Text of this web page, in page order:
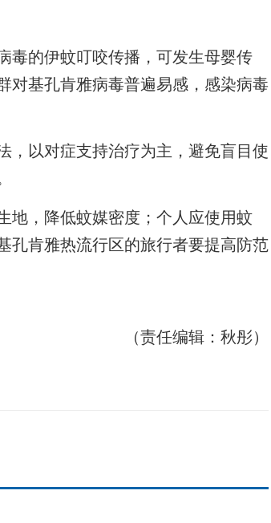
毒的伊蚊叮咬传播，可发生母婴传
对基孔肯雅病毒普遍易感，感染病毒
，以对症支持治疗为主，避免盲目使
，降低蚊媒密度；个人应使用蚊
孔肯雅热流行区的旅行者要提高防范
（责任编辑：秋彤）